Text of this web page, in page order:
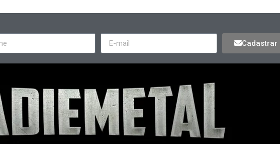
Cadastrar